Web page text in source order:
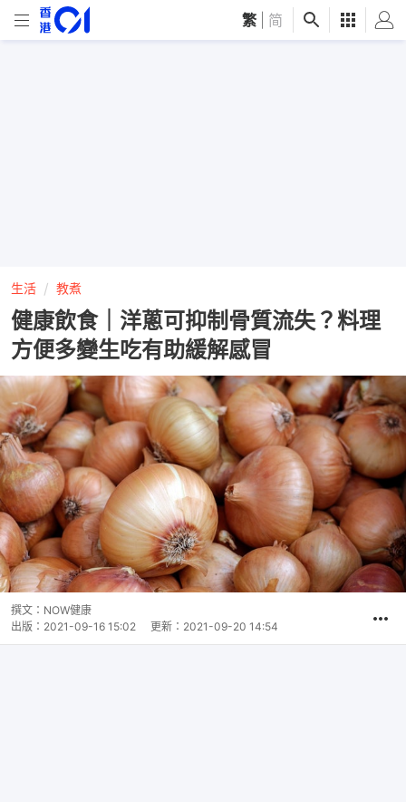
繁 简
生活 教煮
健康飲食｜洋蔥可抑制骨質流失？料理
方便多變生吃有助緩解感冒
撰文： NOW健康
出版： 2021-09-16 15:02 更新： 2021-09-20 14:54